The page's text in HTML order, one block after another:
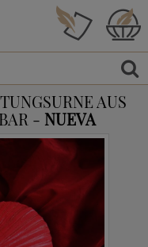
AUS
- NUEVA